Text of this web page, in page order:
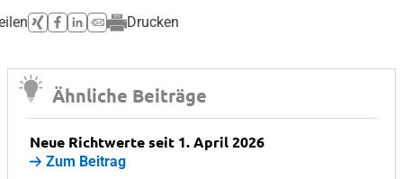
Drucken
Ähnliche Beiträge
Neue Richtwerte seit 1. April 2026
Zum Beitrag